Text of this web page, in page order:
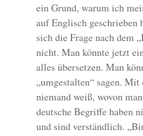
ein Grund, warum ich
auf Englisch geschrieben
sich die Frage nach dem
nicht. Man könnte jetzt
alles übersetzen. Man
„umgestalten“ sagen. Mit
niemand weiß, wovon
deutsche Begriffe haben
und sind verständlich.